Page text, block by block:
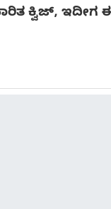
ಕ್ವಿಜ್, ಇದೀಗ